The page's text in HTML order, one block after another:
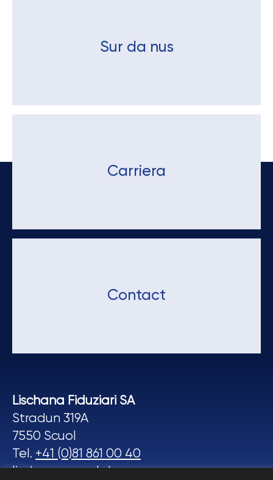
Sur da nus
Carriera
Contact
Lischana Fiduziari SA
Stradun 319A
7550 Scuol
Tel. +41 (0)81 861 00 40
lischana-scuol.ch